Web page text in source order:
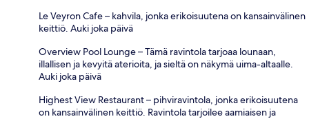
Le Veyron Cafe – kahvila, jonka erikoisuutena on kansainvälinen
keittiö. Auki joka päivä
Overview Pool Lounge – Tämä ravintola tarjoaa lounaan,
illallisen ja kevyitä aterioita, ja sieltä on näkymä uima-altaalle.
Auki joka päivä
Highest View Restaurant – pihviravintola, jonka erikoisuutena
on kansainvälinen keittiö. Ravintola tarjoilee aamiaisen ja